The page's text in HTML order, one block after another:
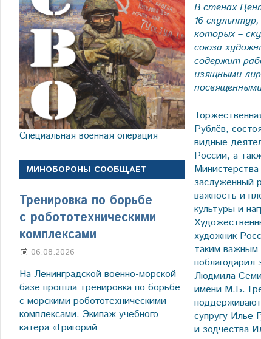
В стенах
16
которых –
союза
содержит
изящными
Рублёв,
видные
России, а
заслуженный
важность и
культуры и
художник
таким важным
Людмила
имени М.Б.
супругу Илье
и зодчества
Специальная военная операция
МИНОБОРОНЫ СООБЩАЕТ
Тренировка по борьбе
с робототехническими
комплексами
06.08.2026
На Ленинградской военно-морской
базе прошла тренировка по борьбе
с морскими робототехническими
комплексами. Экипаж учебного
катера «Григорий